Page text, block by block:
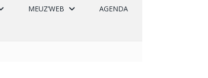
MEUZ’WEB AGENDA